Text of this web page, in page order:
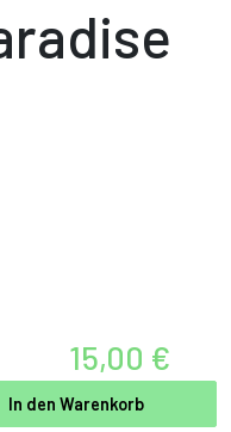
15,00 €
In den Warenkorb